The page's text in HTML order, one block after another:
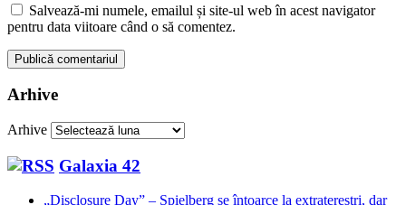
Salvează-mi numele, emailul și site-ul web în acest navigator
pentru data viitoare când o să comentez.
Arhive
Arhive
Galaxia 42
„Disclosure Day” – Spielberg se întoarce la extratereștri, dar